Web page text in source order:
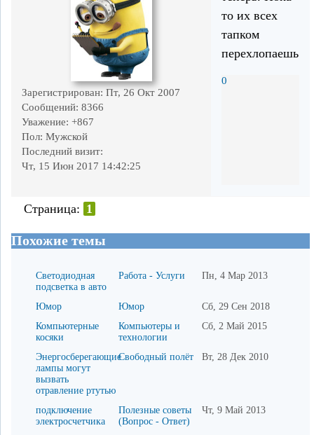
Зарегистрирован: Пт, 26 Окт 2007
Сообщений: 8366
Уважение: +867
Пол: Мужской
Последний визит:
Чт, 15 Июн 2017 14:42:25
то их всех
тапком
перехлопаешь.
0
Страница: 1
Похожие темы
Светодиодная
подсветка в авто
Работа - Услуги Пн, 4 Мар 2013
Юмор Юмор
Сб, 29 Сен 2018
Компьютерные
косяки
Компьютеры и
технологии
Сб, 2 Май 2015
Энергосберегающие
лампы могут
вызвать
отравление ртутью
Свободный полёт Вт, 28 Дек 2010
подключение
электросчетчика
Полезные советы
(Вопрос - Ответ)
Чт, 9 Май 2013